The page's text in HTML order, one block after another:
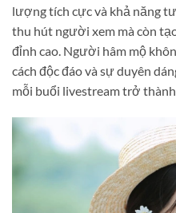
lượng tích cực và khả năng
thu hút người xem mà còn
đỉnh cao. Người hâm mộ
cách độc đáo và sự duyên
mỗi buổi livestream trở